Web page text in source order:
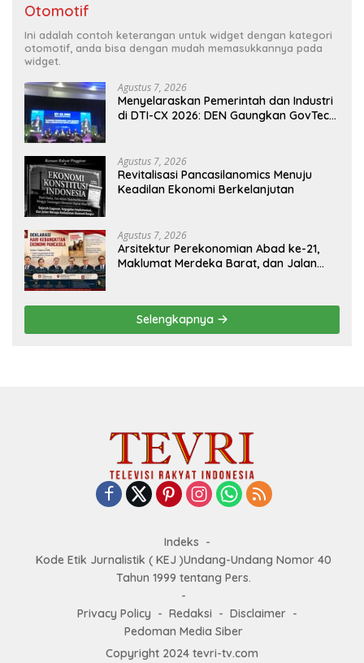
Otomotif
Ini adalah contoh keterangan untuk widget dengan kategori
otomotif, anda bisa dengan mudah memasukkannya pada
widget.
Agustus 7, 2026
Menyelaraskan Pemerintah dan Industri
di DTI-CX 2026: DEN Gaungkan GovTech,
Agustus 7, 2026
Revitalisasi Pancasilanomics Menuju
Keadilan Ekonomi Berkelanjutan
Agustus 7, 2026
Arsitektur Perekonomian Abad ke-21,
Maklumat Merdeka Barat, dan Jalan
Selengkapnya
Indeks
Kode Etik Jurnalistik ( KEJ )Undang-Undang Nomor 40
Tahun 1999 tentang Pers.
Privacy Policy Redaksi
Disclaimer
Pedoman Media Siber
Copyright 2024 tevri-tv.com